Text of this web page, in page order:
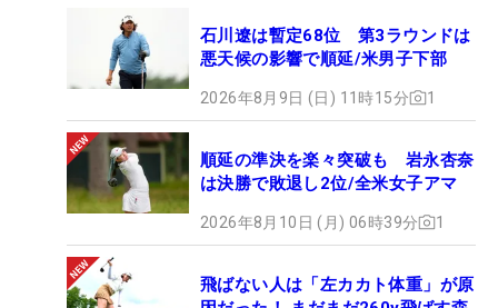
石川遼は暫定68位 第3ラウンドは
悪天候の影響で順延/米男子下部
2026年8月9日 (日) 11時15分 1
順延の準決を楽々突破も 岩永杏奈
は決勝で敗退し2位/全米女子アマ
2026年8月10日 (月) 06時39分 1
飛ばない人は「左カカト体重」が原